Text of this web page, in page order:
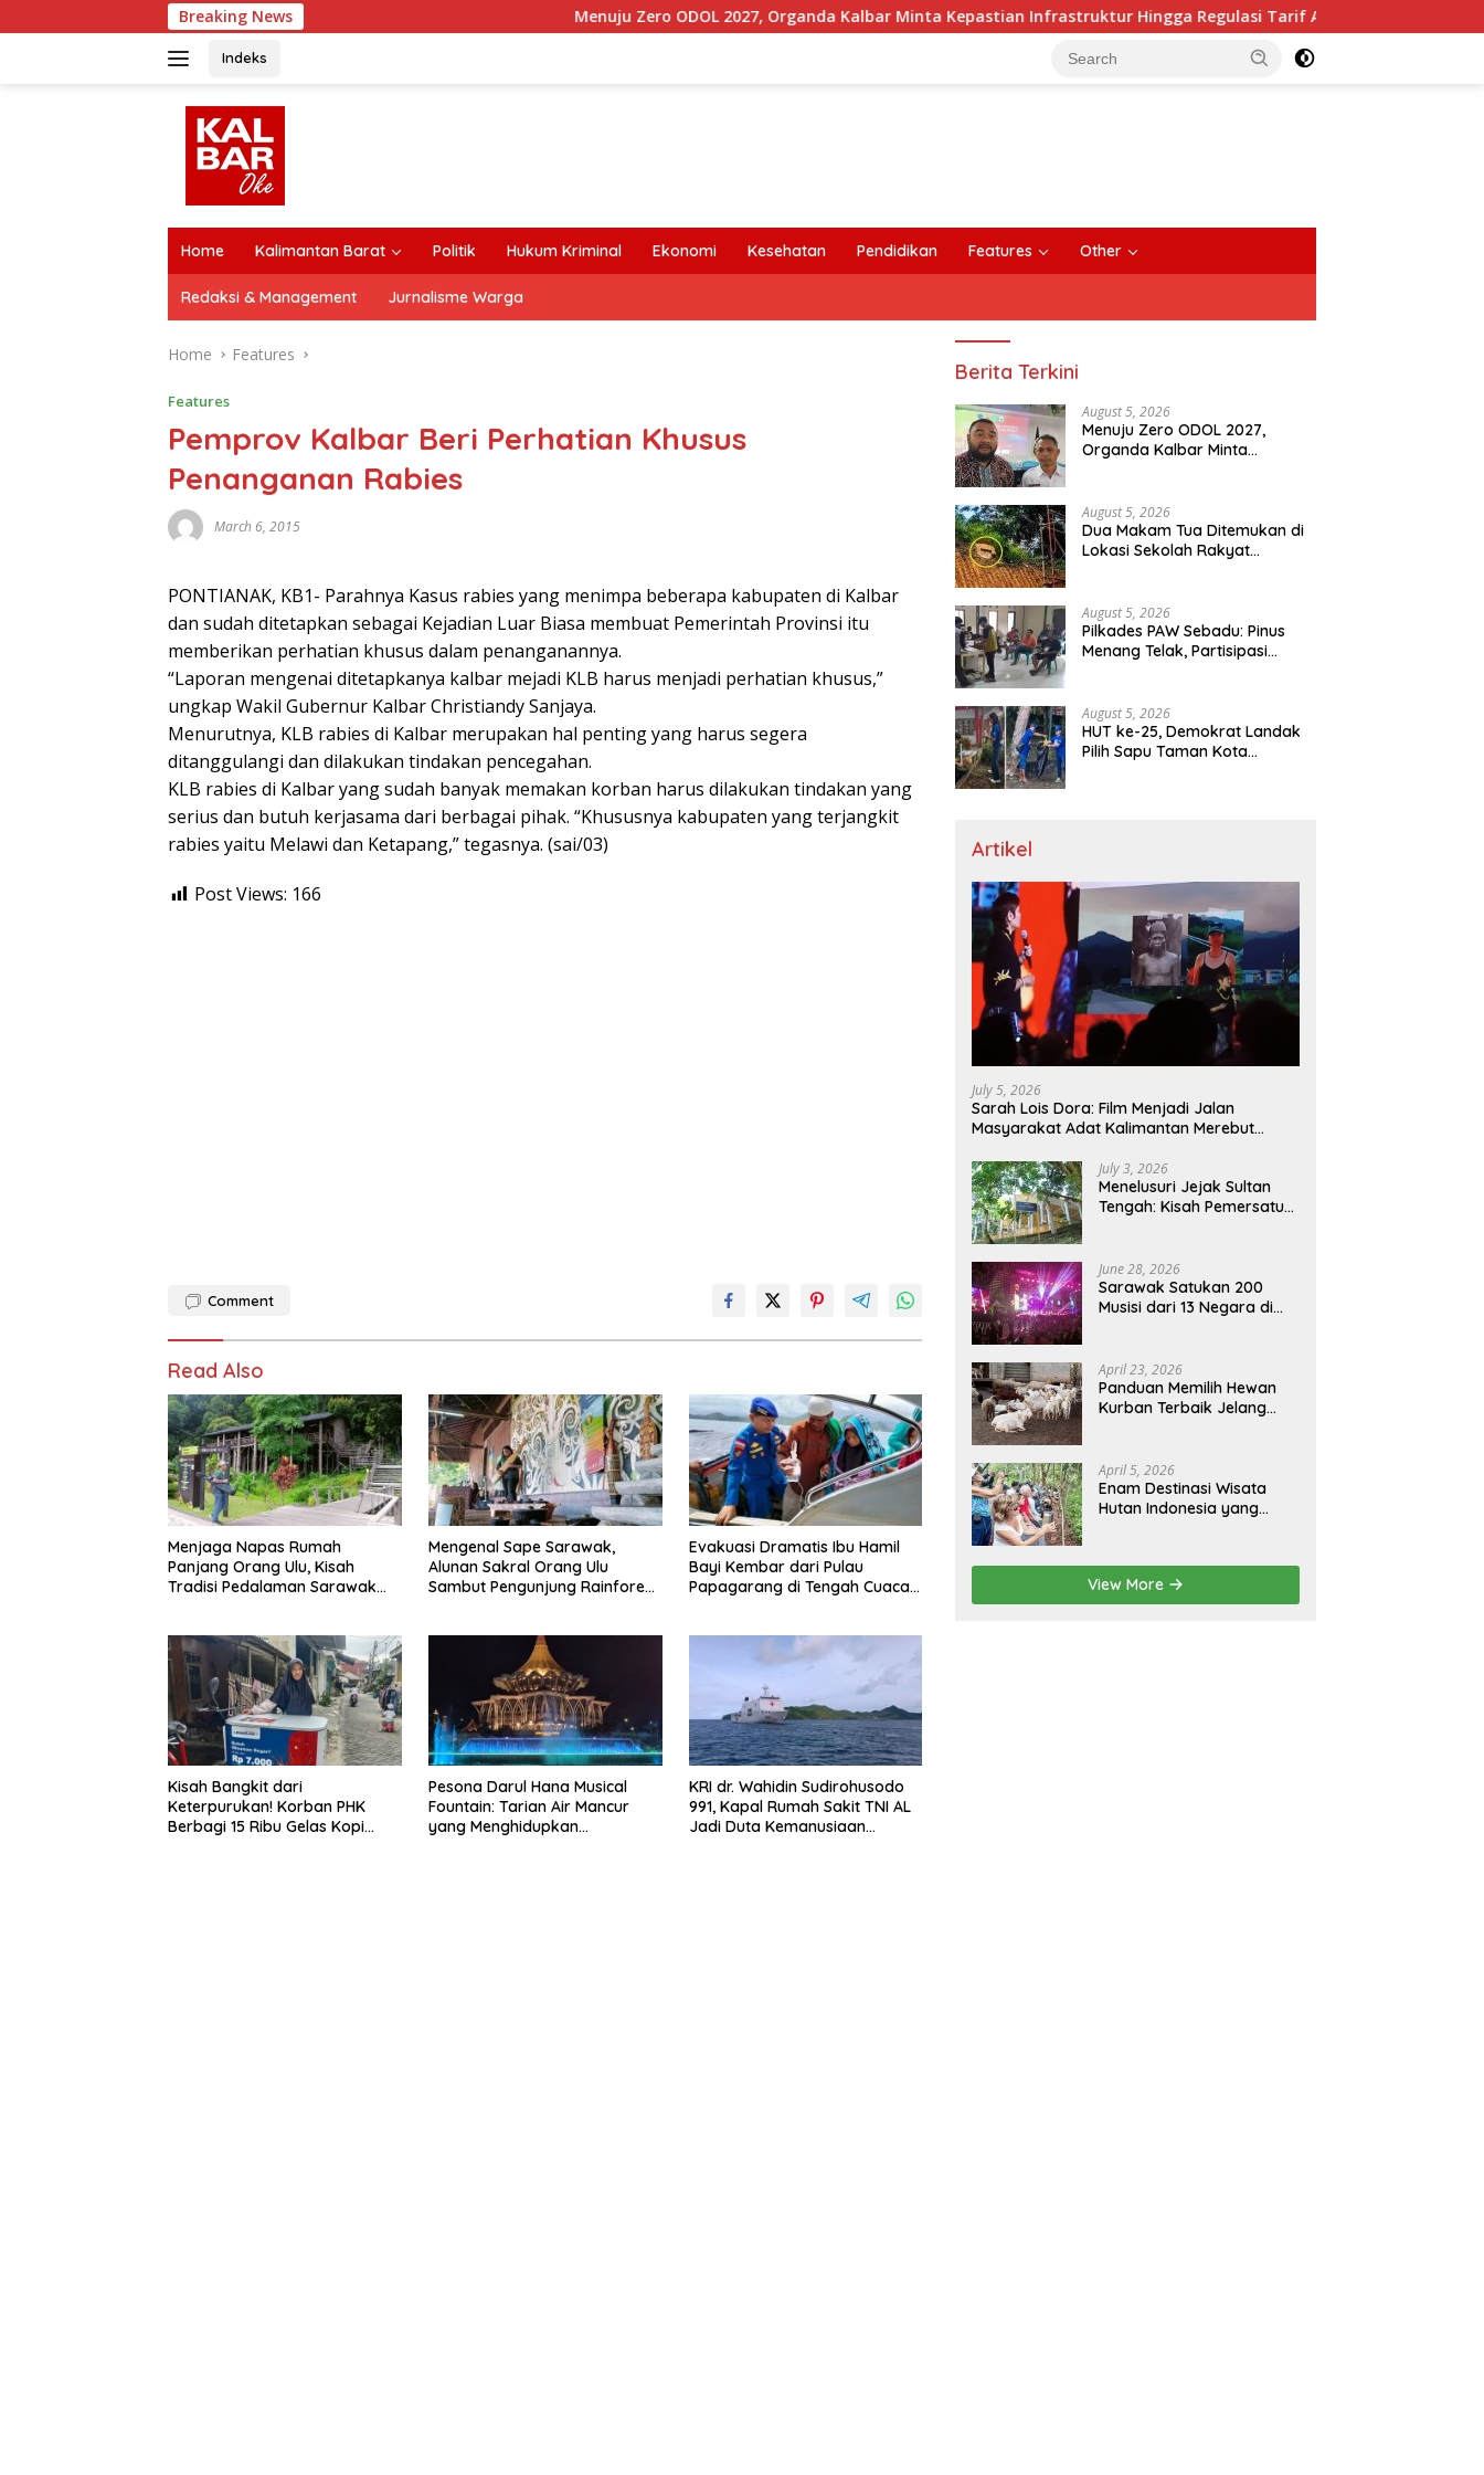
to
Breaking News Menuju Zero ODOL 2027, Organda Kalbar Minta Kepastian Infrastruktur Hingga Regulasi Tarif Angkutan
Indeks
Home Kalimantan Barat Politik Hukum Kriminal Ekonomi Kesehatan Pendidikan Features Other
Redaksi & Management Jurnalisme Warga
Home Features
Features
Pemprov Kalbar Beri Perhatian Khusus
Penanganan Rabies
March 6, 2015
PONTIANAK, KB1- Parahnya Kasus rabies yang menimpa beberapa kabupaten di Kalbar
dan sudah ditetapkan sebagai Kejadian Luar Biasa membuat Pemerintah Provinsi itu
memberikan perhatian khusus dalam penanganannya.
“Laporan mengenai ditetapkanya kalbar mejadi KLB harus menjadi perhatian khusus,”
ungkap Wakil Gubernur Kalbar Christiandy Sanjaya.
Menurutnya, KLB rabies di Kalbar merupakan hal penting yang harus segera
ditanggulangi dan dilakukan tindakan pencegahan.
KLB rabies di Kalbar yang sudah banyak memakan korban harus dilakukan tindakan yang
serius dan butuh kerjasama dari berbagai pihak. “Khususnya kabupaten yang terjangkit
rabies yaitu Melawi dan Ketapang,” tegasnya. (sai/03)
Post Views: 166
Comment
Read Also
Menjaga Napas Rumah
Panjang Orang Ulu, Kisah
Tradisi Pedalaman Sarawak
Mengenal Sape Sarawak,
Alunan Sakral Orang Ulu
Sambut Pengunjung Rainforest
Evakuasi Dramatis Ibu Hamil
Bayi Kembar dari Pulau
Papagarang di Tengah Cuaca
Kisah Bangkit dari
Keterpurukan! Korban PHK
Berbagi 15 Ribu Gelas Kopi
Pesona Darul Hana Musical
Fountain: Tarian Air Mancur
yang Menghidupkan
KRI dr. Wahidin Sudirohusodo
991, Kapal Rumah Sakit TNI AL
Jadi Duta Kemanusiaan
Berita Terkini
August 5, 2026
Menuju Zero ODOL 2027,
Organda Kalbar Minta
August 5, 2026
Dua Makam Tua Ditemukan di
Lokasi Sekolah Rakyat
August 5, 2026
Pilkades PAW Sebadu: Pinus
Menang Telak, Partisipasi
August 5, 2026
HUT ke-25, Demokrat Landak
Pilih Sapu Taman Kota
Artikel
July 5, 2026
Sarah Lois Dora: Film Menjadi Jalan
Masyarakat Adat Kalimantan Merebut
July 3, 2026
Menelusuri Jejak Sultan
Tengah: Kisah Pemersatu
Versi Jiran
June 28, 2026
Sarawak Satukan 200
Musisi dari 13 Negara di
Budaya Borneo
April 23, 2026
Panduan Memilih Hewan
Kurban Terbaik Jelang
April 5, 2026
Enam Destinasi Wisata
Hutan Indonesia yang
View More